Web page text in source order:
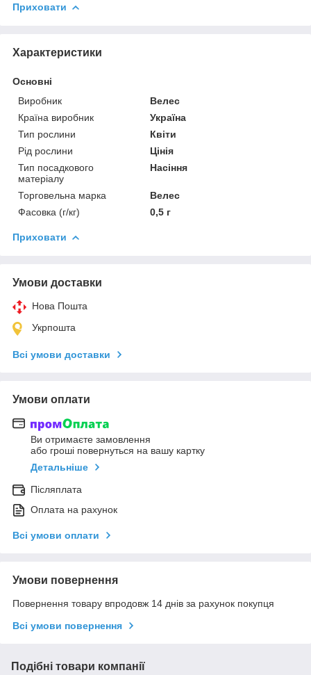
Приховати
Характеристики
Основні
Виробник
Велес
Країна виробник
Україна
Тип рослини
Квіти
Рід рослини
Цінія
Тип посадкового
матеріалу
Насіння
Торговельна марка
Велес
Фасовка (г/кг)
0,5 г
Приховати
Умови доставки
Нова Пошта
Укрпошта
Всі умови доставки
Умови оплати
Ви отримаєте замовлення
або гроші повернуться на вашу картку
Детальніше
Післяплата
Оплата на рахунок
Всі умови оплати
Умови повернення
Повернення товару впродовж 14 днів за рахунок покупця
Всі умови повернення
Подібні товари компанії